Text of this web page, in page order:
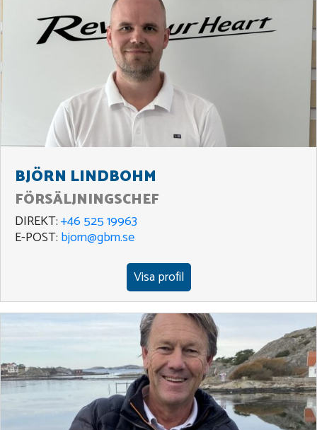
BJÖRN LINDBOHM
FÖRSÄLJNINGSCHEF
DIREKT:+46 525 19963
E-POST: bjorn@gbm.se
Visa profil